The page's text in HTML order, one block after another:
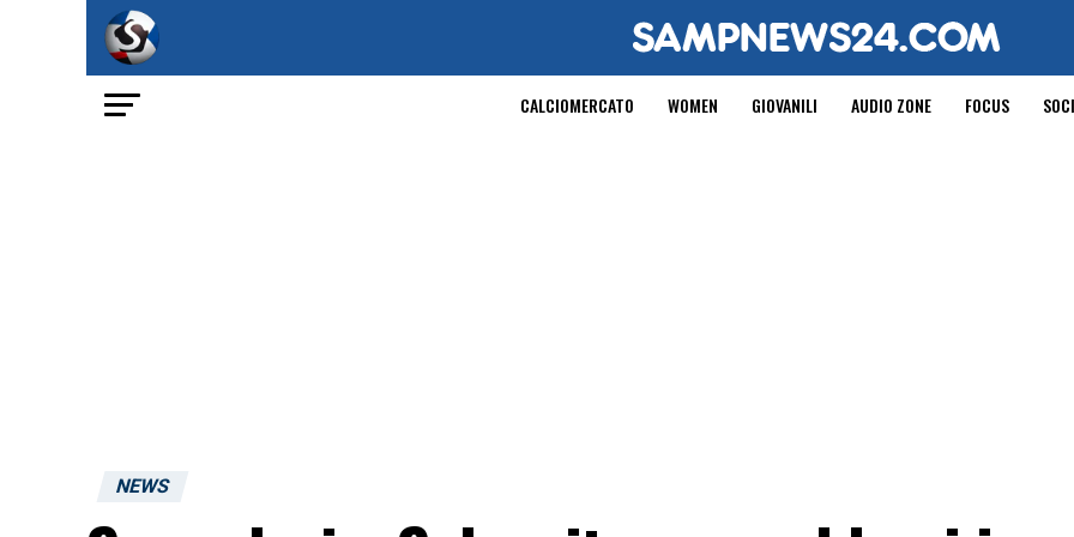
CALCIOMERCATO WOMEN GIOVANILI AUDIO ZONE FOCUS
NEWS